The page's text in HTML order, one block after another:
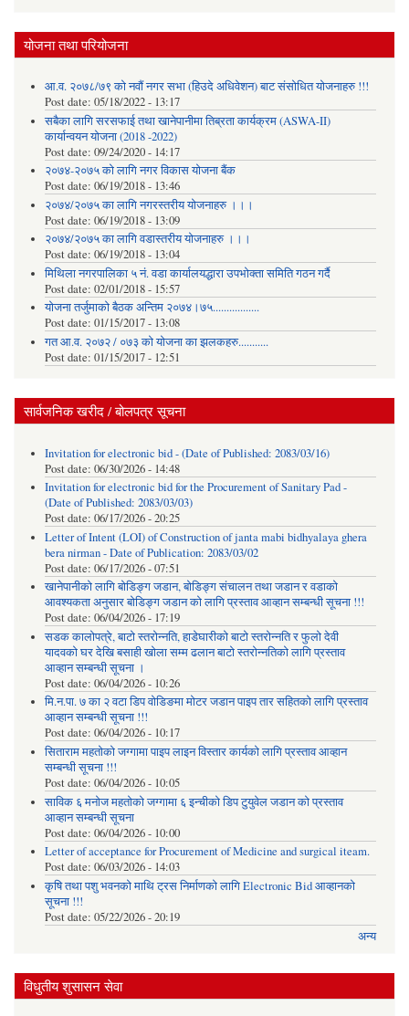
योजना तथा परियोजना
आ.व. २०७८/७९ को नवौं नगर सभा (हिउदे अधिवेशन) बाट संसोधित योजनाहरु !!!
Post date: 05/18/2022 - 13:17
सबैका लागि सरसफाई तथा खानेपानीमा तिब्रता कार्यक्रम (ASWA-II)
कार्यान्वयन योजना (2018 -2022)
Post date: 09/24/2020 - 14:17
२०७४-२०७५ को लागि नगर विकास योजना बैंक
Post date: 06/19/2018 - 13:46
२०७४/२०७५ का लागि नगरस्तरीय योजनाहरु ।।।
Post date: 06/19/2018 - 13:09
२०७४/२०७५ का लागि वडास्तरीय योजनाहरु ।।।
Post date: 06/19/2018 - 13:04
मिथिला नगरपालिका ५ नं. वडा कार्यालयद्धारा उपभोक्ता समिति गठन गर्दै
Post date: 02/01/2018 - 15:57
याेजना तर्जुमाकाे बैठक अन्तिम २०७४।७५.................
Post date: 01/15/2017 - 13:08
गत आ.व. २०७२ / ०७३ को योजना का झलकहरु...........
Post date: 01/15/2017 - 12:51
सार्वजनिक खरीद / बोलपत्र सूचना
Invitation for electronic bid - (Date of Published: 2083/03/16)
Post date: 06/30/2026 - 14:48
Invitation for electronic bid for the Procurement of Sanitary Pad -
(Date of Published: 2083/03/03)
Post date: 06/17/2026 - 20:25
Letter of Intent (LOI) of Construction of janta mabi bidhyalaya ghera
bera nirman - Date of Publication: 2083/03/02
Post date: 06/17/2026 - 07:51
खानेपानीको लागि बोडिङ्ग जडान, बोडिङ्ग संचालन तथा जडान र वडाको
आवश्यकता अनुसार बोडिङ्ग जडान को लागि प्रस्ताव आव्हान सम्बन्धी सूचना !!!
Post date: 06/04/2026 - 17:19
सडक कालोपत्रे, बाटो स्तरोन्नति, हाडेघारीको बाटो स्तरोन्नति र फुलो देवी
यादवको घर देखि बसाही खोला सम्म ढलान बाटो स्तरोन्नतिको लागि प्रस्ताव
आव्हान सम्बन्धी सूचना ।
Post date: 06/04/2026 - 10:26
मि.न.पा. ७ का २ वटा डिप वोडिङमा मोटर जडान पाइप तार सहितको लागि प्रस्ताव
आव्हान सम्बन्धी सूचना !!!
Post date: 06/04/2026 - 10:17
सिताराम महतोको जग्गामा पाइप लाइन विस्तार कार्यको लागि प्रस्ताव आव्हान
सम्बन्धी सूचना !!!
Post date: 06/04/2026 - 10:05
साविक ६ मनोज महतोको जग्गामा ६ इन्चीको डिप टुयुवेल जडान को प्रस्ताव
आव्हान सम्बन्धी सूचना
Post date: 06/04/2026 - 10:00
Letter of acceptance for Procurement of Medicine and surgical iteam.
Post date: 06/03/2026 - 14:03
कृषि तथा पशु भवनको माथि ट्रस निर्माणको लागि Electronic Bid आव्हानको
सूचना !!!
Post date: 05/22/2026 - 20:19
अन्य
विधुतीय शुसासन सेवा